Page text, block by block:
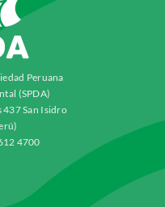
Peruana
(SPDA)
437 San Isidro
4700